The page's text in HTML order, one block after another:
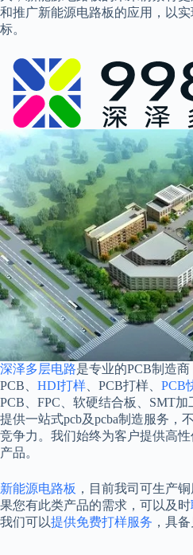
和推广新能源电路板的应用，以
标。
深泽多层电路是专业的PCB制造
PCB、 HDI打样 、PCB打样、 PCB
PCB、FPC、软硬结合板、SMT
提供一站式pcb及pcba制造服务，
竞争力。我们始终为客户提供高性
产品。
新能源电路板 ，目前我司可生产
果您有此类产品的需求，可以及时
我们可以提供免费打样服务 ，具